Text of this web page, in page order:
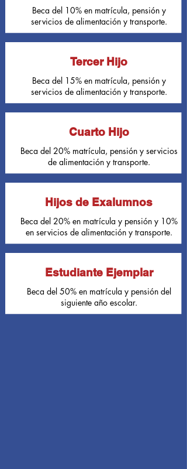
Beca del 10% en matrícula, pensión y
servicios de alimentación y transporte.
Tercer Hijo
Beca del 15% en matrícula, pensión y
servicios de alimentación y transporte.
Cuarto Hijo
Beca del 20% matrícula, pensión y servicios
de alimentación y transporte.
Hijos de Exalumnos
Beca del 20% en matrícula y pensión y 10%
en servicios de alimentación y transporte.
Estudiante Ejemplar
Beca del 50% en matrícula y pensión del
siguiente año escolar.